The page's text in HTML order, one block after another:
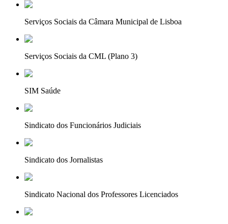
Serviços Sociais da Câmara Municipal de Lisboa
Serviços Sociais da CML (Plano 3)
SIM Saúde
Sindicato dos Funcionários Judiciais
Sindicato dos Jornalistas
Sindicato Nacional dos Professores Licenciados